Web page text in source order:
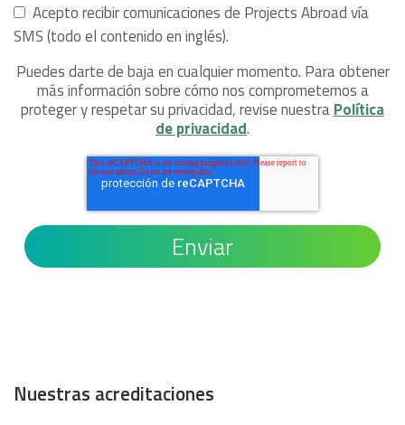
Acepto recibir comunicaciones de Projects Abroad vía
SMS (todo el contenido en inglés).
Puedes darte de baja en cualquier momento. Para obtener
más información sobre cómo nos comprometemos a
proteger y respetar su privacidad, revise nuestraPolítica
de privacidad.
Nuestras acreditaciones